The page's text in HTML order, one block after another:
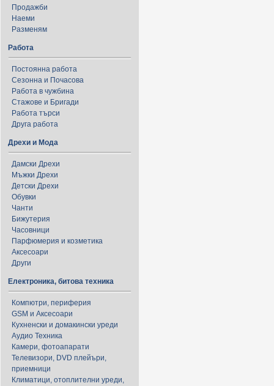
Продажби
Наеми
Разменям
Работа
Постоянна работа
Сезонна и Почасова
Работа в чужбина
Стажове и Бригади
Работа търси
Друга работа
Дрехи и Мода
Дамски Дрехи
Мъжки Дрехи
Детски Дрехи
Обувки
Чанти
Бижутерия
Часовници
Парфюмерия и козметика
Аксесоари
Други
Електроника, битова техника
Компютри, периферия
GSM и Аксесоари
Кухненски и домакински уреди
Аудио Техника
Камери, фотоапарати
Телевизори, DVD плейъри,
приемници
Климатици, отоплителни уреди,